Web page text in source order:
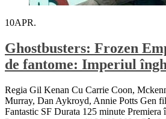
10APR.
Ghostbusters: Frozen
de fantome: Imperiul
Regia Gil Kenan Cu Carrie Coon,
Murray, Dan Aykroyd, Annie Potts Gen
Fantastic SF Durata 125 minute